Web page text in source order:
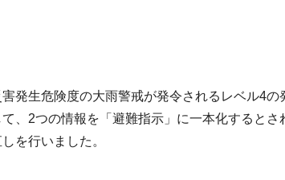
発生危険度の大雨警戒が発令されるレベル4
、2つの情報を「避難指示」に一本化すると
を行いました。